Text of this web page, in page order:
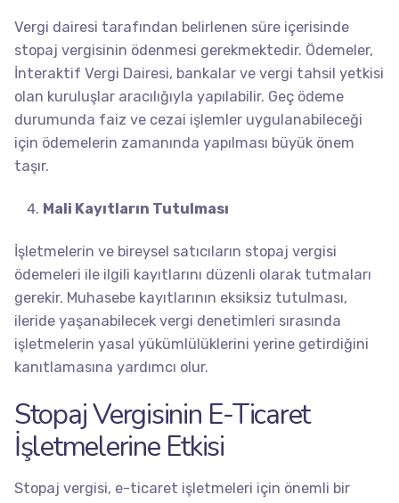
Vergi dairesi tarafından belirlenen süre içerisinde
stopaj vergisinin ödenmesi gerekmektedir. Ödemeler,
İnteraktif Vergi Dairesi, bankalar ve vergi tahsil yetkisi
olan kuruluşlar aracılığıyla yapılabilir. Geç ödeme
durumunda faiz ve cezai işlemler uygulanabileceği
için ödemelerin zamanında yapılması büyük önem
taşır.
Mali Kayıtların Tutulması
İşletmelerin ve bireysel satıcıların stopaj vergisi
ödemeleri ile ilgili kayıtlarını düzenli olarak tutmaları
gerekir. Muhasebe kayıtlarının eksiksiz tutulması,
ileride yaşanabilecek vergi denetimleri sırasında
işletmelerin yasal yükümlülüklerini yerine getirdiğini
kanıtlamasına yardımcı olur.
Stopaj Vergisinin E-Ticaret
İşletmelerine Etkisi
Stopaj vergisi, e-ticaret işletmeleri için önemli bir